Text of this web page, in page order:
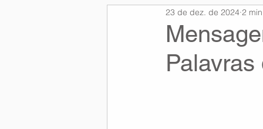
>> Legislação >> IFALPA
Eleição ASAGOL Safety
23 de dez. de 2024 2